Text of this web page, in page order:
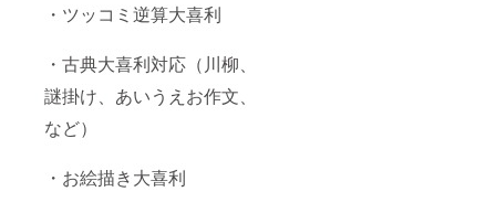
・ツッコミ逆算大喜利
・古典大喜利対応（川柳、
謎掛け、あいうえお作文、
など）
・お絵描き大喜利